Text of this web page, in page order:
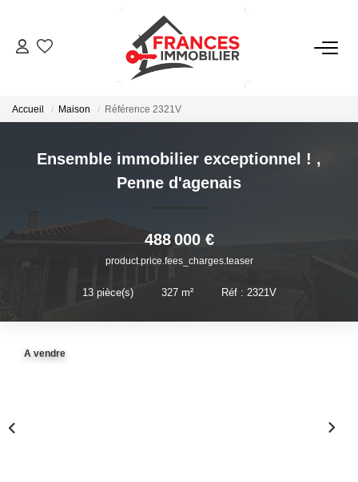
GESTION LOCATIVE
NOTRE AGENCE
CONTACT
Accueil Maison Référence 2321V
Ensemble immobilier exceptionnel ! ,
Penne d'agenais
488 000 €
product.price.fees_charges.teaser
13pièce(s) 327m² Réf : 2321V
A vendre